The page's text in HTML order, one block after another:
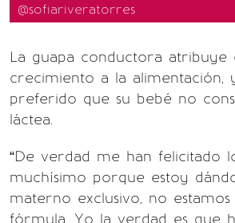
@sofiariveratorres
La guapa conductora atribuye
crecimiento a la alimentación,
preferido que su bebé no
láctea.
“De verdad me han felicitado
muchísimo porque estoy
materno exclusivo, no
fórmula. Yo la verdad es que